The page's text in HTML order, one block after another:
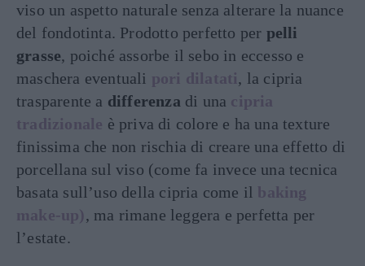
viso un aspetto naturale senza alterare la nuance
del fondotinta. Prodotto perfetto per pelli
grasse, poiché assorbe il sebo in eccesso e
maschera eventuali pori dilatati, la cipria
trasparente a differenza di una cipria
tradizionale è priva di colore e ha una texture
finissima che non rischia di creare una effetto di
porcellana sul viso (come fa invece una tecnica
basata sull’uso della cipria come il baking
make-up), ma rimane leggera e perfetta per
l’estate.